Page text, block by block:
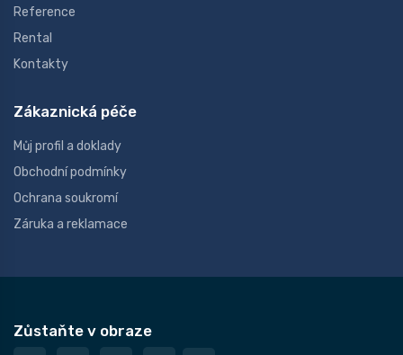
Reference
Rental
Kontakty
Zákaznická péče
Můj profil a doklady
Obchodní podmínky
Ochrana soukromí
Záruka a reklamace
Zůstaňte v obraze